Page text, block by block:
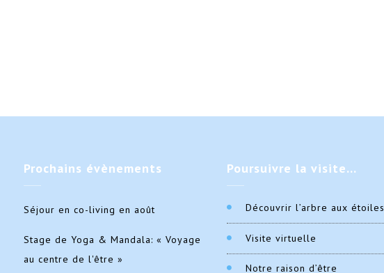
Prochains évènements
Séjour en co-living en août
Stage de Yoga & Mandala: « Voyage
au centre de l'être »
Poursuivre la visite…
Découvrir l’arbre aux étoiles
Visite virtuelle
Notre raison d’être